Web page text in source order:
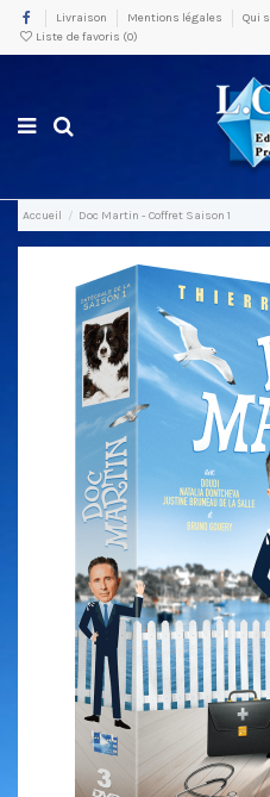
Livraison Mentions légales Qui
Liste de favoris (0)
Accueil Doc Martin - Coffret Saison 1